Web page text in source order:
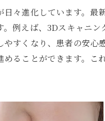
治療成
矯正治
矯正技術の
革新的
技術
日々進化しています。
例えば、3Dスキャニ
やすくなり、患者の安
めることができます。